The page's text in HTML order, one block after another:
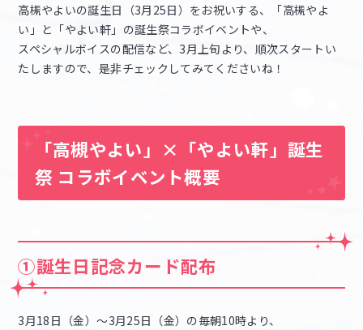
高槻やよいの誕生日（3月25日）をお祝いする、「高槻やよ
い」と「やよい軒」の誕生祭コラボイベントや、
スペシャルボイスの配信など、3月上旬より、順次スタートい
たしますので、是非チェックしてみてくださいね！
「高槻やよい」×「やよい軒」誕生
祭 コラボイベント概要
①誕生日記念カード配布
3月18日（金）～3月25日（金）の毎朝10時より、